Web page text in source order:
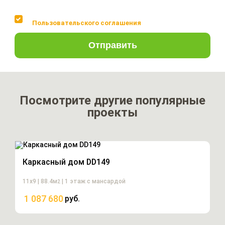
Пользовательского соглашения
Отправить
Посмотрите другие популярные
проекты
Каркасный дом DD149
11х9 | 88.4м2 | 1 этаж с мансардой
1 087 680 руб.